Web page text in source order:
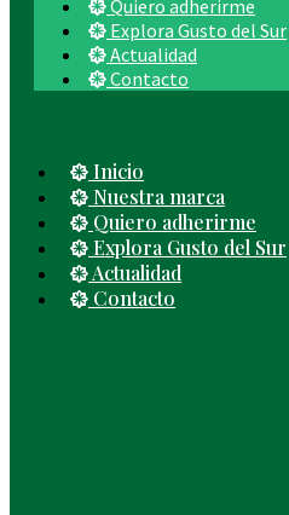
Quiero adherirme
Explora Gusto del Sur
Actualidad
Contacto
Inicio
Nuestra marca
Quiero adherirme
Explora Gusto del Sur
Actualidad
Contacto